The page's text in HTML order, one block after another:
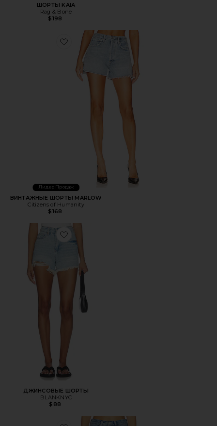
ШОРТЫ KAIA
Rag & Bone
$198
Favorite ВИНТАЖНЫЕ ШОРТЫ MARLOW
Лидер Продаж
ВИНТАЖНЫЕ ШОРТЫ MARLOW
Citizens of Humanity
$168
Favorite ДЖИНСОВЫЕ ШОРТЫ
ДЖИНСОВЫЕ ШОРТЫ
BLANKNYC
$88